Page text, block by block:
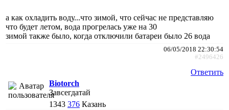
а как охладить воду...что зимой, что сейчас не представляю
что будет летом, вода прогрелась уже на 30
зимой также было, когда отключили батареи было 26 вода
06/05/2018 22:30:54
#2496426
Ответить
Biotorch
Завсегдатай
1343 376 Казань